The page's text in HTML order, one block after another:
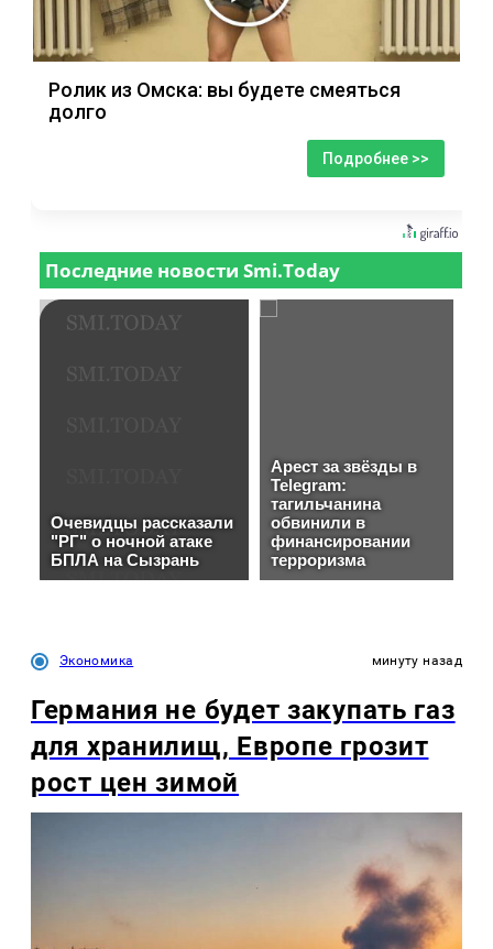
Ролик из Омска: вы будете смеяться
долго
Подробнее >>
Экономика минуту назад
Германия не будет закупать газ
для хранилищ, Европе грозит
рост цен зимой